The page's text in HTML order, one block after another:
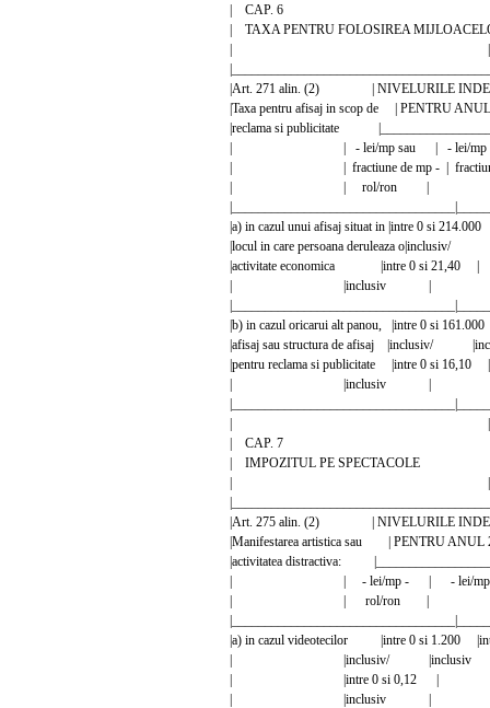
| CAP. 6
| TAXA PENTRU FOLOSIREA
| |
|Art. 271 alin. (2) | NIVELURILE
|Taxa pentru afisaj in scop de | PENTRU
|reclama si publicitate
| | - lei/mp sau | - lei/mp
| | fractiune de mp - | fractiune
| | rol/ron |
|a) in cazul unui afisaj situat in |intre 0 si
|locul in care persoana deruleaza
|activitate economica |intre 0 si
| |inclusiv |
|b) in cazul oricarui alt panou, |intre 0 si
|afisaj sau structura de afisaj
|pentru reclama si publicitate |intre 0
| |inclusiv |
| |
| CAP. 7
| IMPOZITUL PE
| |
|Art. 275 alin. (2) | NIVELURILE
|Manifestarea artistica sau | PENTRU
|activitatea distractiva:
| | - lei/mp - | - lei/mp
| | rol/ron |
|a) in cazul videotecilor |intre 0 si 1.200
| |inclusiv/
| |intre 0 si 0,12
| |inclusiv |